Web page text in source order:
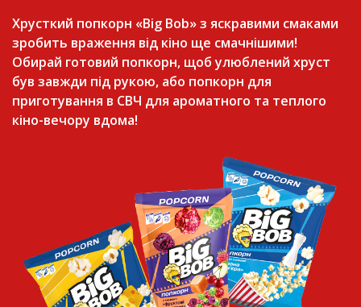
Хрусткий попкорн «Big Bob» з яскравими смаками
зробить враження від кіно ще смачнішими!
Обирай готовий попкорн, щоб улюблений хруст
був завжди під рукою, або попкорн для
приготування в СВЧ для ароматного та теплого
кіно-вечору вдома!